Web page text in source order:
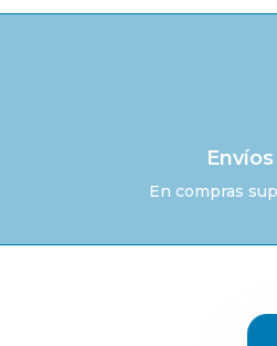
En compras